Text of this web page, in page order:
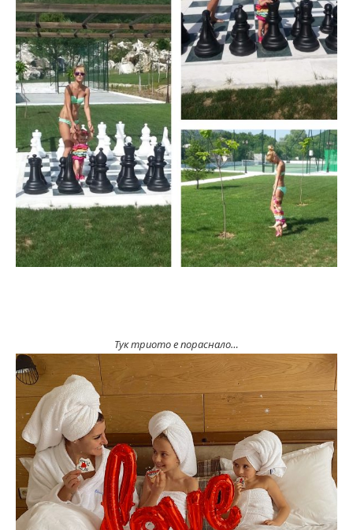
Тук триото е пораснало…